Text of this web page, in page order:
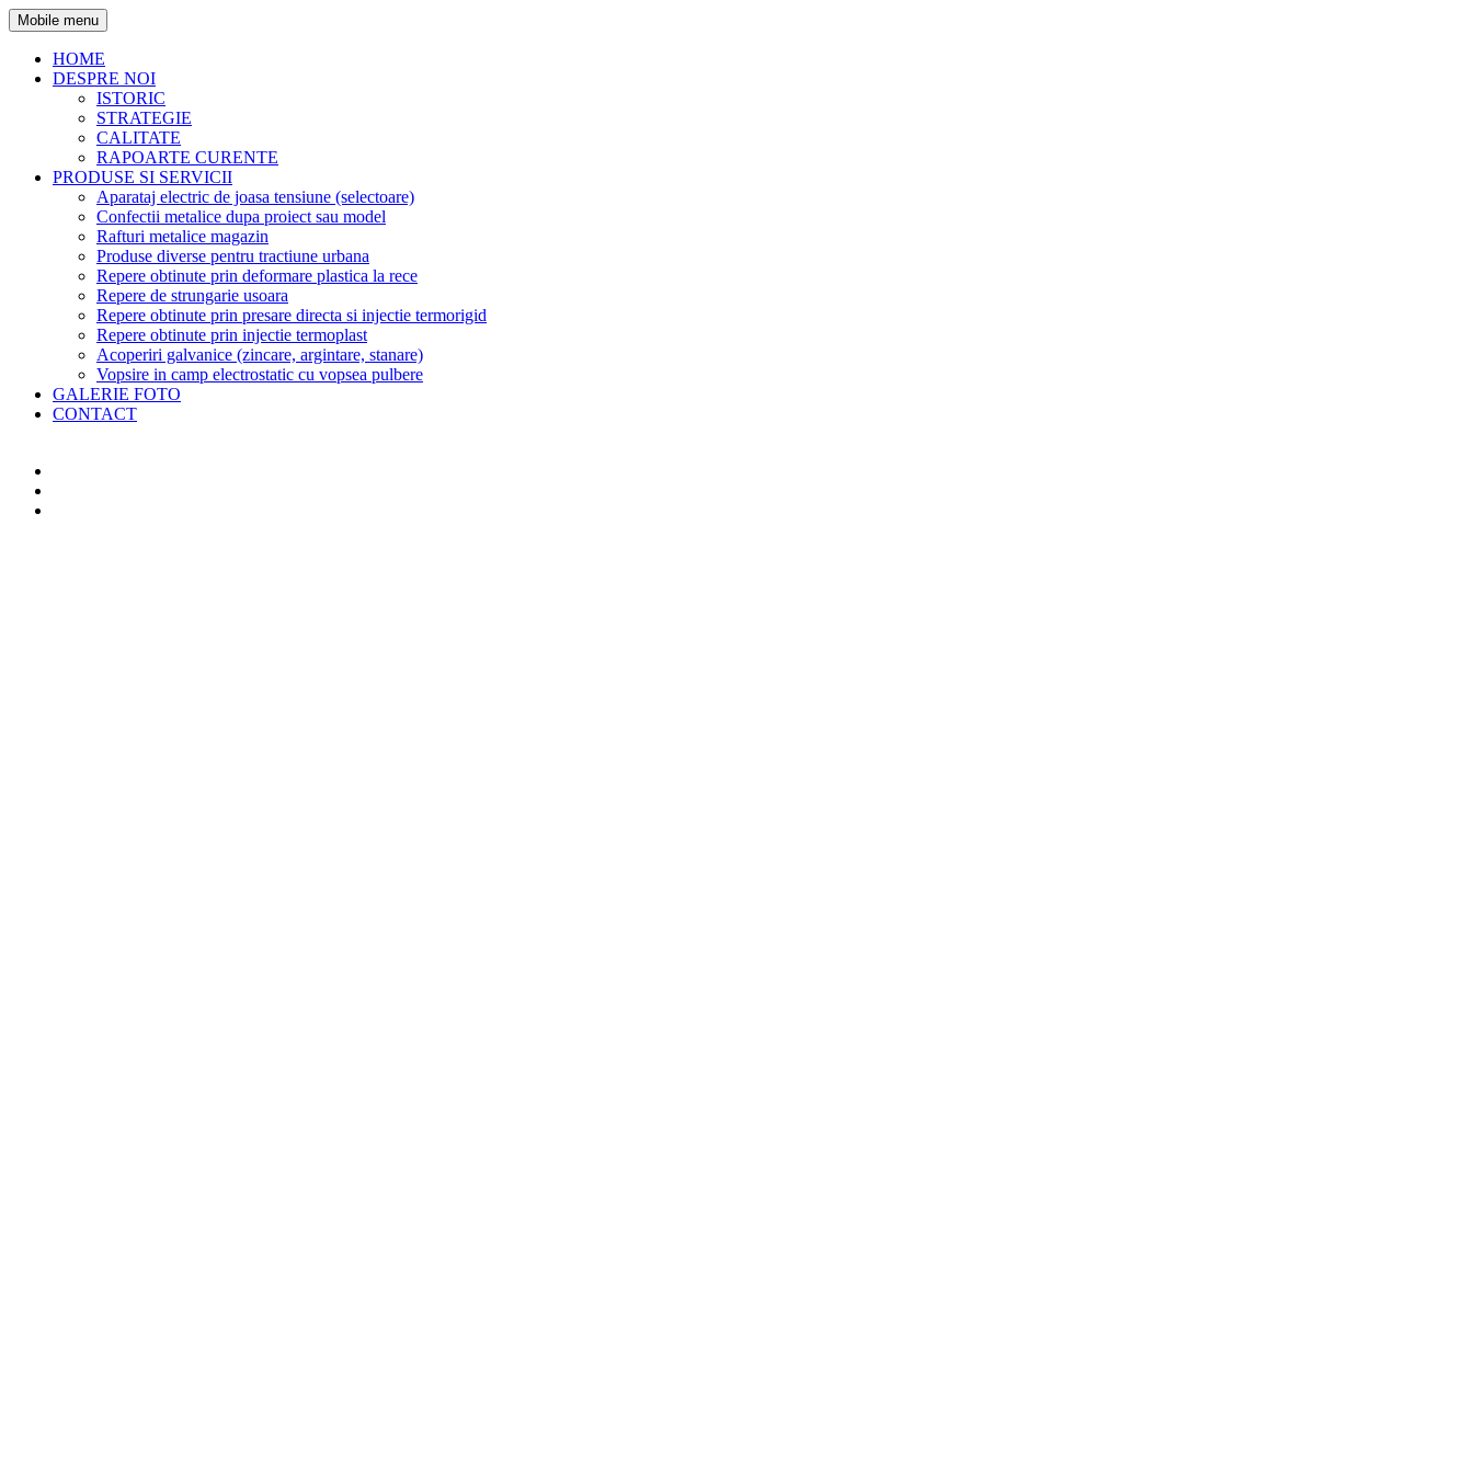
Mobile menu
HOME
DESPRE NOI
ISTORIC
STRATEGIE
CALITATE
RAPOARTE CURENTE
PRODUSE SI SERVICII
Aparataj electric de joasa tensiune (selectoare)
Confectii metalice dupa proiect sau model
Rafturi metalice magazin
Produse diverse pentru tractiune urbana
Repere obtinute prin deformare plastica la rece
Repere de strungarie usoara
Repere obtinute prin presare directa si injectie termorigid
Repere obtinute prin injectie termoplast
Acoperiri galvanice (zincare, argintare, stanare)
Vopsire in camp electrostatic cu vopsea pulbere
GALERIE FOTO
CONTACT